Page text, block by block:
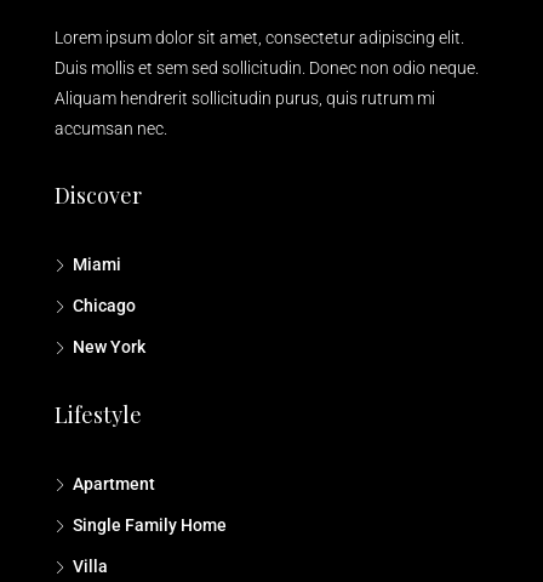
Lorem ipsum dolor sit amet, consectetur adipiscing elit.
Duis mollis et sem sed sollicitudin. Donec non odio neque.
Aliquam hendrerit sollicitudin purus, quis rutrum mi
accumsan nec.
Discover
Miami
Chicago
New York
Lifestyle
Apartment
Single Family Home
Villa